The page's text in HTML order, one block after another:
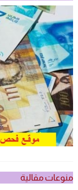
منوعات مقالية